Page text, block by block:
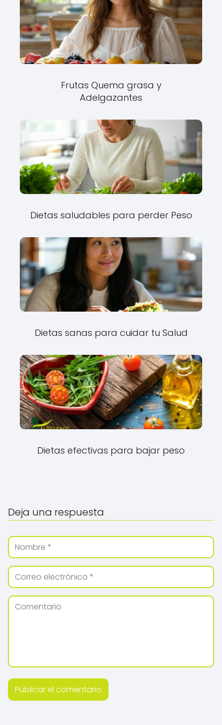
Frutas Quema grasa y
Adelgazantes
Dietas saludables para perder Peso
Dietas sanas para cuidar tu Salud
Dietas efectivas para bajar peso
Deja una respuesta